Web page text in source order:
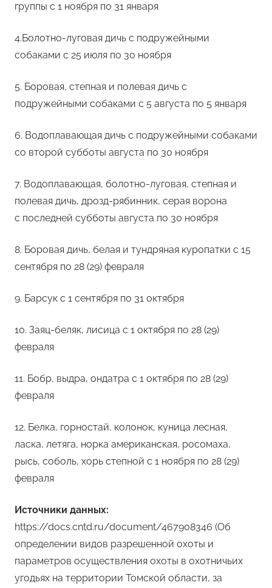
группы с 1 ноября по 31 января
4.Болотно-луговая дичь с подружейными
собаками с 25 июля по 30 ноября
5. Боровая, степная и полевая дичь с
подружейными собаками с 5 августа по 5 января
6. Водоплавающая дичь с подружейными собаками
со второй субботы августа по 30 ноября
7. Водоплавающая, болотно-луговая, степная и
полевая дичь, дрозд-рябинник, серая ворона
с последней субботы августа по 30 ноября
8. Боровая дичь, белая и тундряная куропатки с 15
сентября по 28 (29) февраля
9. Барсук с 1 сентября по 31 октября
10. Заяц-беляк, лисица с 1 октября по 28 (29)
февраля
11. Бобр, выдра, ондатра с 1 октября по 28 (29)
февраля
12. Белка, горностай, колонок, куница лесная,
ласка, летяга, норка американская, росомаха,
рысь, соболь, хорь степной с 1 ноября по 28 (29)
февраля
Источники данных:
https://docs.cntd.ru/document/467908346 (Об
определении видов разрешенной охоты и
параметров осуществления охоты в охотничьих
угодьях на территории Томской области, за